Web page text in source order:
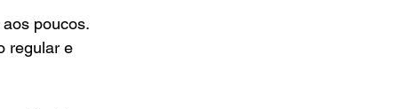
poucos.
regular e